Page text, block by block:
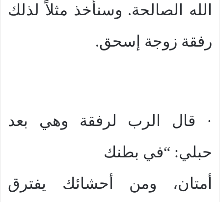
الله الصالحة. وسنأخذ مثلاً لذلك
رفقة زوجة إسحق.
· قال الرب لرفقة وهي بعد
حبلي: “في بطنك
أمتان، ومن أحشائك يفترق